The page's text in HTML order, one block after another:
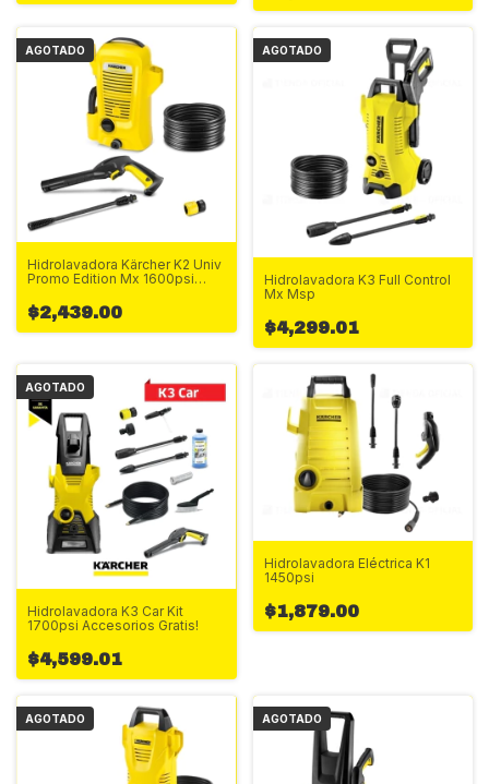
AGOTADO
Hidrolavadora Kärcher K2 Univ
Promo Edition Mx 1600psi
$2,439.00
AGOTADO
Hidrolavadora K3 Full Control
Mx Msp
$4,299.01
AGOTADO
Hidrolavadora K3 Car Kit
1700psi Accesorios Gratis!
$4,599.01
Hidrolavadora Eléctrica K1
1450psi
$1,879.00
AGOTADO AGOTADO